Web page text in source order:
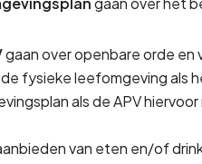
gaan over openbare orde en
fysieke leefomgeving als
als de APV
van eten en/of